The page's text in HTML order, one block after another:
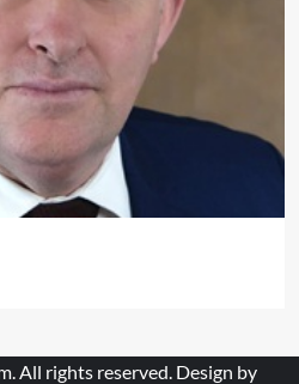
. All rights reserved. Design by